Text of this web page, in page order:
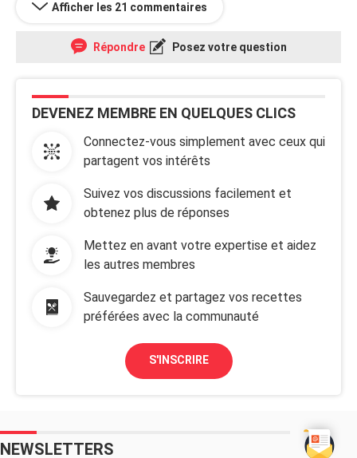
Afficher les 21 commentaires
Répondre Posez votre question
DEVENEZ MEMBRE EN QUELQUES CLICS
Connectez-vous simplement avec ceux qui
partagent vos intérêts
Suivez vos discussions facilement et
obtenez plus de réponses
Mettez en avant votre expertise et aidez
les autres membres
Sauvegardez et partagez vos recettes
préférées avec la communauté
S'INSCRIRE
NEWSLETTERS